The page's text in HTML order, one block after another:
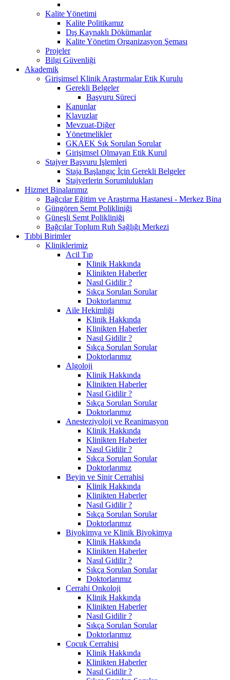
Kalite Yönetimi
Kalite Politikamız
Dış Kaynaklı Dökümanlar
Kalite Yönetim Organizasyon Şeması
Projeler
Bilgi Güvenliği
Akademik
Girişimsel Klinik Araştırmalar Etik Kurulu
Gerekli Belgeler
Başvuru Süreci
Kanunlar
Klavuzlar
Mevzuat-Diğer
Yönetmelikler
GKAEK Sık Sorulan Sorular
Girişimsel Olmayan Etik Kurul
Stajyer Başvuru İşlemleri
Staja Başlangıç İçin Gerekli Belgeler
Stajyerlerin Sorumlulukları
Hizmet Binalarımız
Bağcılar Eğitim ve Araştırma Hastanesi - Merkez Bina
Güngören Semt Polikliniği
Güneşli Semt Polikliniği
Bağcılar Toplum Ruh Sağlığı Merkezi
Tıbbi Birimler
Kliniklerimiz
Acil Tıp
Klinik Hakkında
Klinikten Haberler
Nasıl Gidilir ?
Sıkça Sorulan Sorular
Doktorlarımız
Aile Hekimliği
Klinik Hakkında
Klinikten Haberler
Nasıl Gidilir ?
Sıkça Sorulan Sorular
Doktorlarımız
Algoloji
Klinik Hakkında
Klinikten Haberler
Nasıl Gidilir ?
Sıkça Sorulan Sorular
Doktorlarımız
Anesteziyoloji ve Reanimasyon
Klinik Hakkında
Klinikten Haberler
Nasıl Gidilir ?
Sıkça Sorulan Sorular
Doktorlarımız
Beyin ve Sinir Cerrahisi
Klinik Hakkında
Klinikten Haberler
Nasıl Gidilir ?
Sıkça Sorulan Sorular
Doktorlarımız
Biyokimya ve Klinik Biyokimya
Klinik Hakkında
Klinikten Haberler
Nasıl Gidilir ?
Sıkça Sorulan Sorular
Doktorlarımız
Cerrahi Onkoloji
Klinik Hakkında
Klinikten Haberler
Nasıl Gidilir ?
Sıkça Sorulan Sorular
Doktorlarımız
Çocuk Cerrahisi
Klinik Hakkında
Klinikten Haberler
Nasıl Gidilir ?